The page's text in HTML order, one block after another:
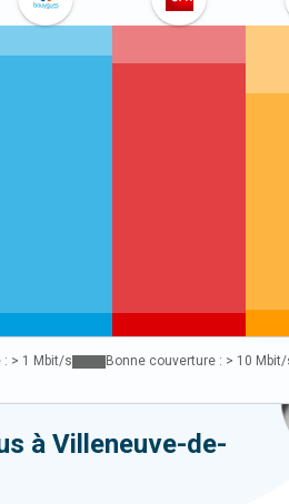
: > 1 Mbit/s Bonne couverture : > 10 Mbit/
à Villeneuve-de-